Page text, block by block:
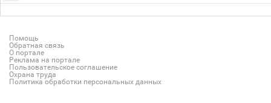
Помощь
Обратная связь
О портале
Реклама на портале
Пользовательское соглашение
Охрана труда
Политика обработки персональных данных